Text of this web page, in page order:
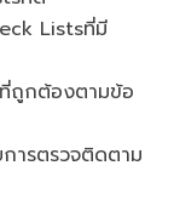
Listsที่มี
ถูกต้องตามข้อ
การตรวจติดตาม